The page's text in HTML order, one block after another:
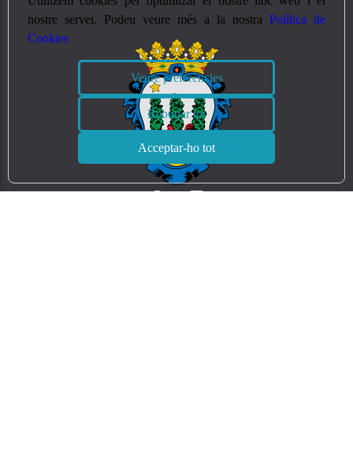
nostre servei. Podeu veure més a la nostra Política de
Cookies
Veure preferències
Rebutjar tot
Acceptar-ho tot